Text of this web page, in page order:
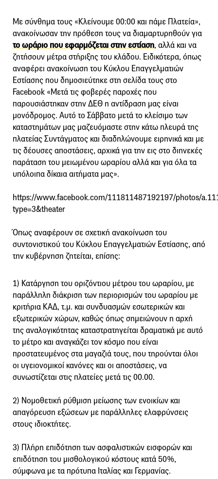
Με σύνθημα τους «Κλείνουμε 00:00 και πάμε Πλατεία»,
ανακοίνωσαν την πρόθεση τους να διαμαρτυρηθούν για
το ωράριο που εφαρμόζεται στην εστίαση, αλλά και να
ζητήσουν μέτρα στήριξης του κλάδου. Ειδικότερα, όπως
αναφέρει ανακοίνωση του Κύκλου Επαγγελματιών
Εστίασης που δημοσιεύτηκε στη σελίδα τους στο
Facebook «Μετά τις φοβερές παροχές που
παρουσιάστηκαν στην ΔΕΘ η αντίδραση μας είναι
μονόδρομος. Αυτό το Σάββατο μετά το κλείσιμο των
καταστημάτων μας μαζευόμαστε στην κάτω πλευρά της
πλατείας Συντάγματος και διαδηλώνουμε ειρηνικά και με
τις δέουσες αποστάσεις, αρχικά για την εις στο διηνεκές
παράταση του μειωμένου ωραρίου αλλά και για όλα τα
υπόλοιπα δίκαια αιτήματα μας».
https://www.facebook.com/111811487192197/photos/
type=3&theater
Όπως αναφέρουν σε σχετική ανακοίνωση του
συντονιστικού του Κύκλου Επαγγελματιών Εστίασης, από
την κυβέρνηση ζητείται, επίσης:
1) Κατάργηση του οριζόντιου μέτρου του ωραρίου, με
παράλληλη διάκριση των περιορισμών του ωραρίου με
κριτήρια ΚΑΔ, τ.μ. και συνδυασμών εσωτερικών και
εξωτερικών χώρων, καθώς όπως σημειώνουν η αρχή
της αναλογικότητας καταστρατηγείται δραματικά με αυτό
το μέτρο και αναγκάζει τον κόσμο που είναι
προστατευμένος στα μαγαζιά τους, που τηρούνται όλοι
οι υγειονομικοί κανόνες και οι αποστάσεις, να
συνωστίζεται στις πλατείες μετά τις 00.00.
2) Νομοθετική ρύθμιση μείωσης των ενοικίων και
απαγόρευση εξώσεων με παράλληλες ελαφρύνσεις
στους ιδιοκτήτες.
3) Πλήρη επιδότηση των ασφαλιστικών εισφορών και
επιδότηση του μισθολογικού κόστους κατά 50%,
σύμφωνα με τα πρότυπα Ιταλίας και Γερμανίας.